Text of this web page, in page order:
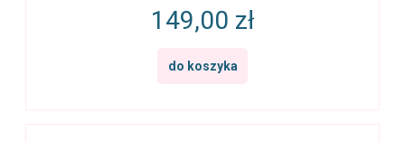
149,00 zł
do koszyka